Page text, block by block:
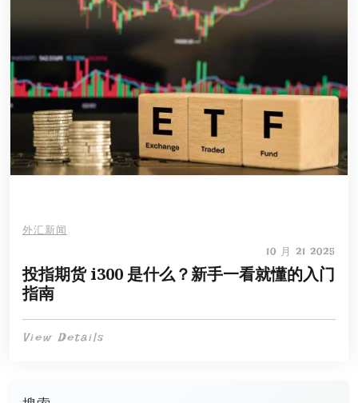
外汇新闻
10 月 21 2025
投指期货 i300 是什么？新手一看就懂的入门
指南​
View Details